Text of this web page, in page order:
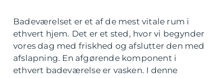
Badeværelset er et af de mest vitale rum i
ethvert hjem. Det er et sted, hvor vi begynder
vores dag med friskhed og afslutter den med
afslapning. En afgørende komponent i
ethvert badeværelse er vasken. I denne